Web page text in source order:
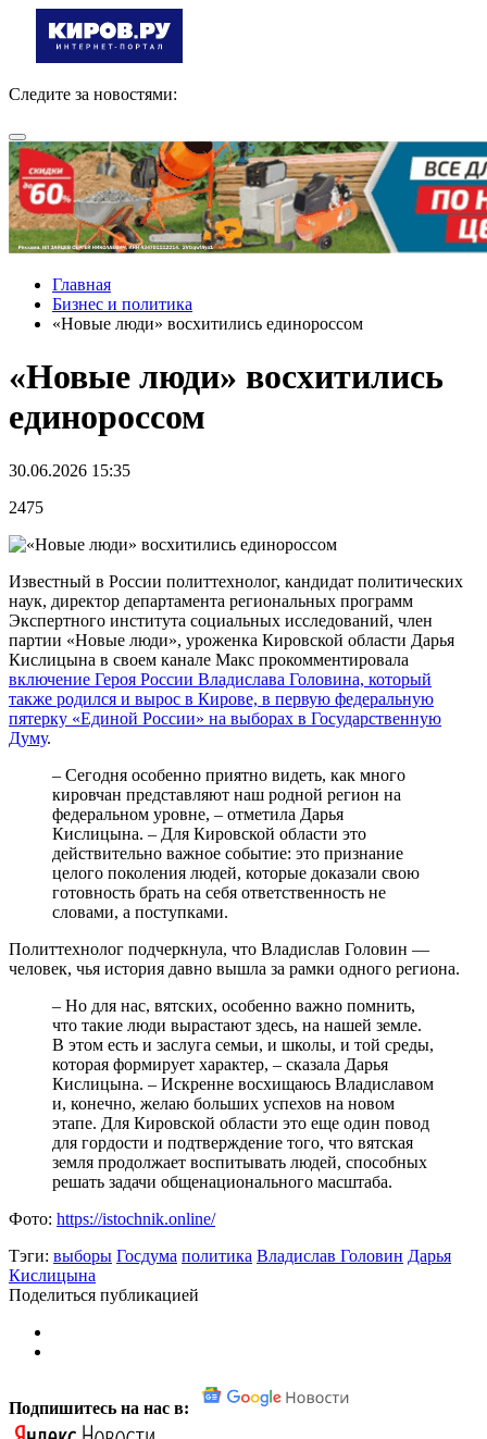
Следите за новостями:
Главная
Бизнес и политика
«Новые люди» восхитились единороссом
«Новые люди» восхитились
единороссом
30.06.2026 15:35
2475
Известный в России политтехнолог, кандидат политических
наук, директор департамента региональных программ
Экспертного института социальных исследований, член
партии «Новые люди», уроженка Кировской области Дарья
Кислицына в своем канале Макс прокомментировала
включение Героя России Владислава Головина, который
также родился и вырос в Кирове, в первую федеральную
пятерку «Единой России» на выборах в Государственную
Думу.
– Сегодня особенно приятно видеть, как много
кировчан представляют наш родной регион на
федеральном уровне, – отметила Дарья
Кислицына. – Для Кировской области это
действительно важное событие: это признание
целого поколения людей, которые доказали свою
готовность брать на себя ответственность не
словами, а поступками.
Политтехнолог подчеркнула, что Владислав Головин —
человек, чья история давно вышла за рамки одного региона.
– Но для нас, вятских, особенно важно помнить,
что такие люди вырастают здесь, на нашей земле.
В этом есть и заслуга семьи, и школы, и той среды,
которая формирует характер, – сказала Дарья
Кислицына. – Искренне восхищаюсь Владиславом
и, конечно, желаю больших успехов на новом
этапе. Для Кировской области это еще один повод
для гордости и подтверждение того, что вятская
земля продолжает воспитывать людей, способных
решать задачи общенационального масштаба.
Фото: https://istochnik.online/
Тэги: выборы Госдума политика Владислав Головин Дарья
Кислицына
Поделиться публикацией
Подпишитесь на нас в: